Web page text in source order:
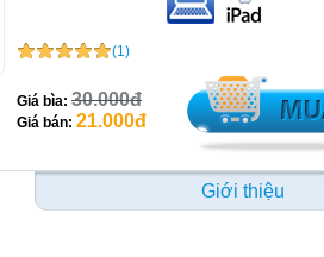
(1)
Giá bìa: 30.000đ
Giá bán: 21.000đ
Giới thiệu